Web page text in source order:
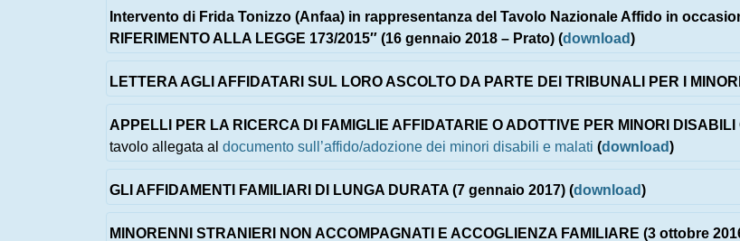
Intervento di Frida Tonizzo (Anfaa) in rappresentanza del Tavolo Nazionale Affido in
RIFERIMENTO ALLA LEGGE 173/2015″ (16 gennaio 2018 – Prato) (download)
LETTERA AGLI AFFIDATARI SUL LORO ASCOLTO DA PARTE DEI TRIBUNALI PER I
APPELLI PER LA RICERCA DI FAMIGLIE AFFIDATARIE O ADOTTIVE PER MINORI
tavolo allegata al documento sull’affido/adozione dei minori disabili e malati (download)
GLI AFFIDAMENTI FAMILIARI DI LUNGA DURATA (7 gennaio 2017) (download)
MINORENNI STRANIERI NON ACCOMPAGNATI E ACCOGLIENZA FAMILIARE (3 ottobre